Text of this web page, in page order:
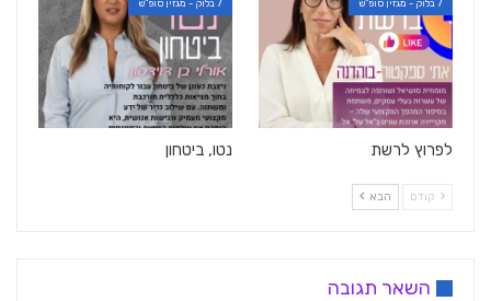
7 בלוק - מגזין סופ"ש
לפרוץ לרשת
7 בלוק - מגזין סופ"ש
נטו, ביטחון
קודם הבא
השאר תגובה